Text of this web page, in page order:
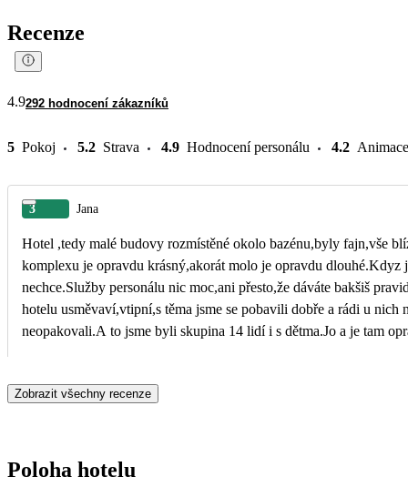
Recenze
4.9292 hodnocení zákazníků
5 Pokoj 5.2 Strava 4.9 Hodnocení personálu 4.2 Animace
3 Jana
Hotel ,tedy malé budovy rozmístěné okolo bazénu,byly fajn,vše
komplexu je opravdu krásný,akorát molo je opravdu
nechce.Služby personálu nic moc,ani přesto,že dáváte bakšiš
hotelu usměvaví,vtipní,s těma jsme se pobavili dobře a rádi u nich
neopakovali.A to jsme byli skupina 14 lidí i s dětma.Jo a je tam
Zobrazit všechny recenze
Poloha hotelu